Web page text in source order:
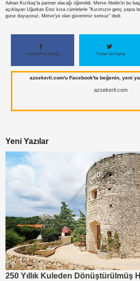
Adnan Kızıltaş'la partner olacağı öğrenildi. Merve Abidin'in bu
açıklayan Uğurkan Erez kısa cümlelerle "Kızımızın genç yaşta
gurur duyuyoruz, Merve'ye olan güvenimiz sonsuz" dedi.
Facebook'ta Paylaş Twitter'da Paylaş
azsekerli.com'u Facebook'ta beğenin, yeni
azsekerli.com
Yeni Yazılar
250 Yıllık Kuleden Dönüştürülmüş